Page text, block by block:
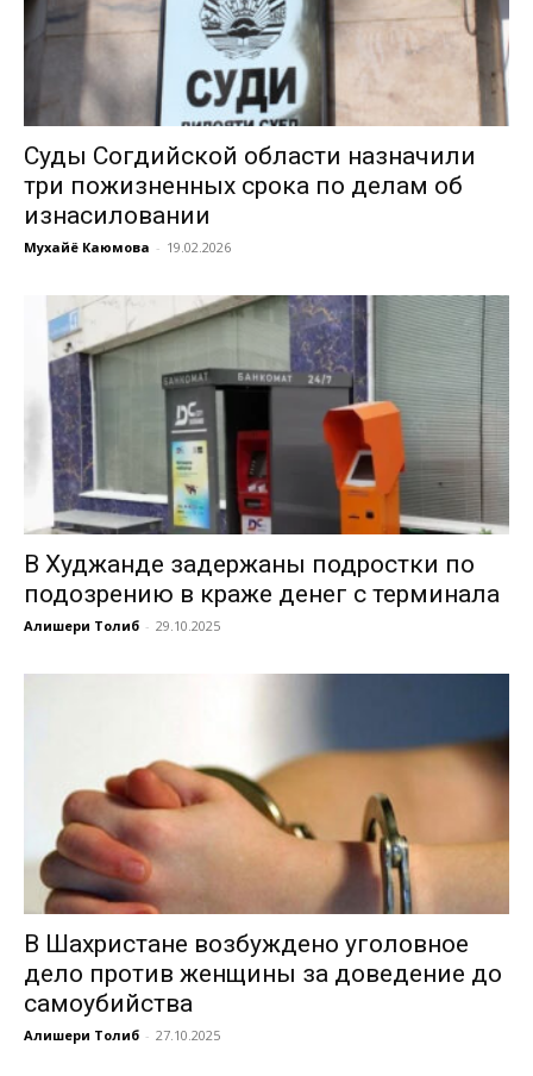
Суды Согдийской области назначили
три пожизненных срока по делам об
изнасиловании
Мухайё Каюмова - 19.02.2026
В Худжанде задержаны подростки по
подозрению в краже денег с терминала
Алишери Толиб - 29.10.2025
В Шахристане возбуждено уголовное
дело против женщины за доведение до
самоубийства
Алишери Толиб - 27.10.2025